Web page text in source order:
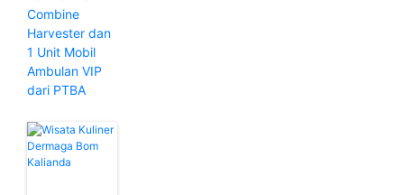
Combine
Harvester dan
1 Unit Mobil
Ambulan VIP
dari PTBA